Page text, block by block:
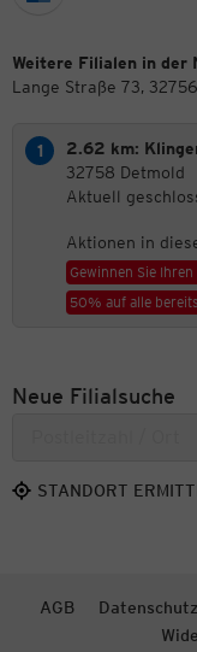
Weitere Filialen in der
Lange Straße 73,
2.62 km:
32758 Detmold
Aktuell
Aktionen in
Gewinnen Sie Ihren
50% auf alle
Neue Filialsuche
STANDORT
AGB Datenschutz